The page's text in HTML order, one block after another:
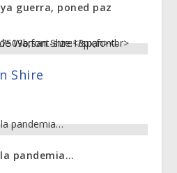
guerra, poned paz
Shire
pandemia…